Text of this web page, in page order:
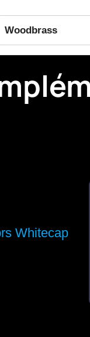
Woodbrass
Whitecap